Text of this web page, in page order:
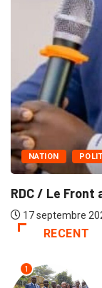
NATION
RDC / Le
17 septembre
RECENT
1